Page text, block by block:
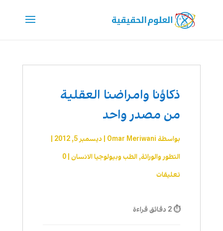
ذكاؤنا وامراضنا العقلية
من مصدر واحد
بواسطة Omar Meriwani ديسمبر 5, 2012
التطور والوراثة, الطب وبيولوجيا الانسان|
0
تعليقات
⏱ 2 دقائق قراءة